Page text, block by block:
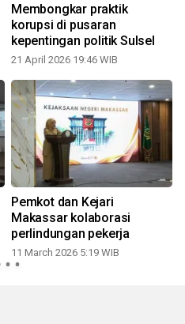
Membongkar praktik
korupsi di pusaran
kepentingan politik Sulsel
21 April 2026 19:46 WIB
Pemkot dan Kejari
Makassar kolaborasi
perlindungan pekerja
11 March 2026 5:19 WIB